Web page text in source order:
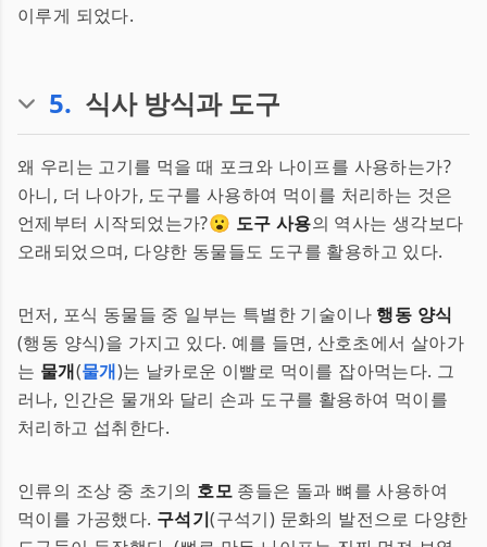
이루게 되었다.
5. 식사 방식과 도구
왜 우리는 고기를 먹을 때 포크와 나이프를 사용하는가?
아니, 더 나아가, 도구를 사용하여 먹이를 처리하는 것은
언제부터 시작되었는가?😮 도구 사용의 역사는 생각보다
오래되었으며, 다양한 동물들도 도구를 활용하고 있다.
먼저, 포식 동물들 중 일부는 특별한 기술이나 행동 양식
(행동 양식)을 가지고 있다. 예를 들면, 산호초에서 살아가
는 물개(물개)는 날카로운 이빨로 먹이를 잡아먹는다. 그
러나, 인간은 물개와 달리 손과 도구를 활용하여 먹이를
처리하고 섭취한다.
인류의 조상 중 초기의 호모 종들은 돌과 뼈를 사용하여
먹이를 가공했다. 구석기(구석기) 문화의 발전으로 다양한